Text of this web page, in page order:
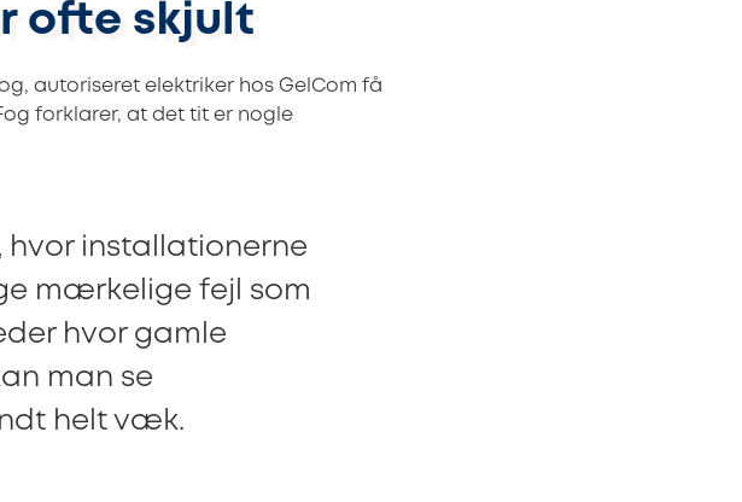
ofte skjult
autoriseret elektriker hos GelCom få
forklarer, at det tit er nogle
hvor installationerne
mærkelige fejl som
hvor gamle
man se
helt væk.